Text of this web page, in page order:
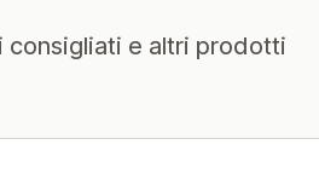
consigliati e altri prodotti